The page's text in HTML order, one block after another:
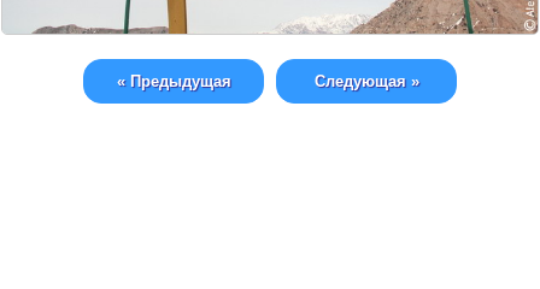
« Предыдущая Следующая »